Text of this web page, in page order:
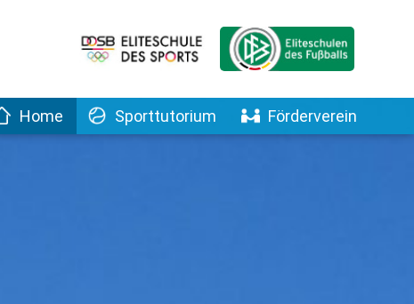
Home
Sporttutorium Förderverein